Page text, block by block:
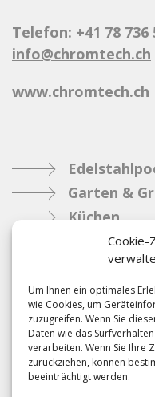
Cookie-
Um Ihnen ein optimales
wie Cookies, um
zuzugreifen. Wenn Sie
Daten wie das
verarbeiten. Wenn Sie Ihre
zurückziehen, können
beeinträchtigt werden.
Telefon: +41 78 736
info@chromtech.ch
www.chromtech.ch
Garten &
Küchen
Metallbau
Industrie
Referenzen
News
Impressum